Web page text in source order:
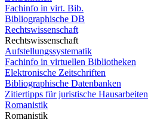
Fachinfo in virt. Bib.
Bibliographische DB
Rechtswissenschaft
Rechtswissenschaft
Aufstellungssystematik
Fachinfo in virtuellen Bibliotheken
Elektronische Zeitschriften
Bibliographische Datenbanken
Zitiertipps für juristische Hausarbeiten
Romanistik
Romanistik